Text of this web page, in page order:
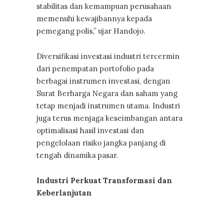
stabilitas dan kemampuan perusahaan
memenuhi kewajibannya kepada
pemegang polis,” ujar Handojo.
Diversifikasi investasi industri tercermin
dari penempatan portofolio pada
berbagai instrumen investasi, dengan
Surat Berharga Negara dan saham yang
tetap menjadi instrumen utama. Industri
juga terus menjaga keseimbangan antara
optimalisasi hasil investasi dan
pengelolaan risiko jangka panjang di
tengah dinamika pasar.
Industri Perkuat Transformasi dan
Keberlanjutan